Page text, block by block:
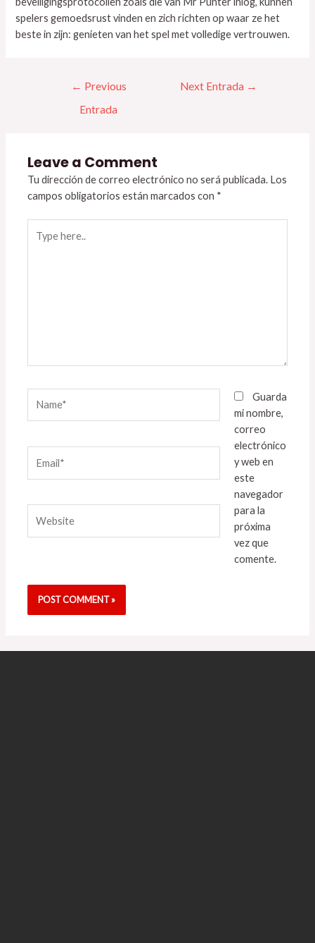
spelers gemoedsrust vinden en zich richten op waar ze het
beste in zijn: genieten van het spel met volledige vertrouwen.
← Previous
Entrada
Next Entrada →
Leave a Comment
Tu dirección de correo electrónico no será publicada. Los
campos obligatorios están marcados con *
here..
Guarda
mi nombre,
correo
electrónico
y web en
este
navegador
para la
próxima
vez que
comente.